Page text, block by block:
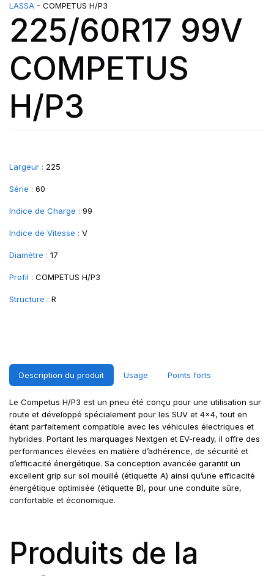
LASSA - COMPETUS H/P3
225/60R17 99V
COMPETUS
H/P3
Largeur : 225
Série : 60
Indice de Charge : 99
Indice de Vitesse : V
Diamètre : 17
Profil : COMPETUS H/P3
Structure : R
Description du produit Usage Points forts
Le Competus H/P3 est un pneu été conçu pour une utilisation sur
route et développé spécialement pour les SUV et 4x4, tout en
étant parfaitement compatible avec les véhicules électriques et
hybrides. Portant les marquages Nextgen et EV-ready, il offre des
performances élevées en matière d’adhérence, de sécurité et
d’efficacité énergétique. Sa conception avancée garantit un
excellent grip sur sol mouillé (étiquette A) ainsi qu’une efficacité
énergétique optimisée (étiquette B), pour une conduite sûre,
confortable et économique.
Produits de la